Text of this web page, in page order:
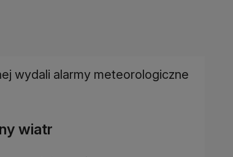
wydali alarmy meteorologiczne
wiatr